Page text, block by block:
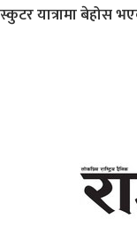
स्कुटर यात्रामा बेहोस